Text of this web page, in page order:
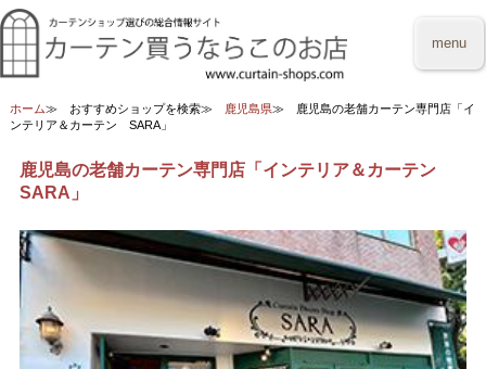
menu
ホーム おすすめショップを検索 鹿児島県
鹿児島の老舗カーテン専門店「イ
ンテリア＆カーテン SARA」
鹿児島の老舗カーテン専門店「インテリア＆カーテン
SARA」